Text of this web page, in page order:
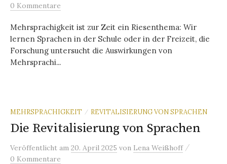
0 Kommentare
Mehrsprachigkeit ist zur Zeit ein Riesenthema: Wir
lernen Sprachen in der Schule oder in der Freizeit, die
Forschung untersucht die Auswirkungen von
Mehrsprachi...
MEHRSPRACHIGKEIT / REVITALISIERUNG VON SPRACHEN
Die Revitalisierung von Sprachen
Veröffentlicht am 20. April 2025 von Lena Weißhoff /
0 Kommentare